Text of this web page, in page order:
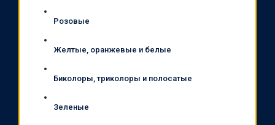
Розовые
Желтые, оранжевые и белые
Биколоры, триколоры и полосатые
Зеленые